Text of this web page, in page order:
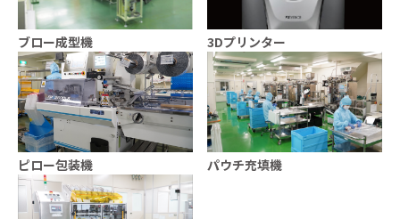
ブロー成型機 3Dプリンター
ピロー包装機 パウチ充填機